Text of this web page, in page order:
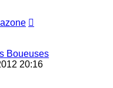
Boueuses
20:16